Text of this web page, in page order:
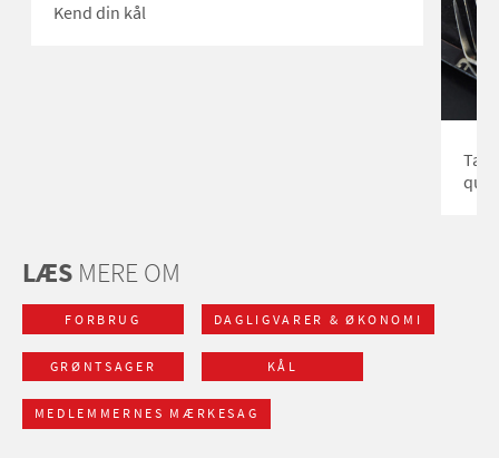
Kend din kål
LÆS MERE OM
FORBRUG DAGLIGVARER & ØKONOMI
GRØNTSAGER KÅL
MEDLEMMERNES MÆRKESAG